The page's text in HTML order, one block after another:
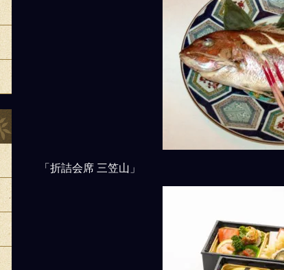
「折詰会席 三笠山」